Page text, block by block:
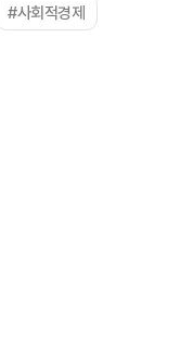
#사회적경제